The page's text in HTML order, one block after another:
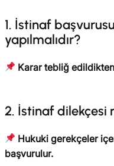
1. İstinaf
yapılmalıdır?
Karar tebliğ edildikten
2. İstinaf dilekçesi
Hukuki gerekçeler
başvurulur.